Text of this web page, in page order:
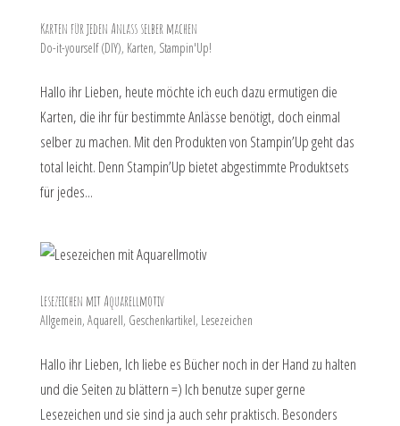
Karten für jeden Anlass selber machen
Do-it-yourself (DIY), Karten, Stampin'Up!
Hallo ihr Lieben, heute möchte ich euch dazu ermutigen die
Karten, die ihr für bestimmte Anlässe benötigt, doch einmal
selber zu machen. Mit den Produkten von Stampin’Up geht das
total leicht. Denn Stampin’Up bietet abgestimmte Produktsets
für jedes...
Lesezeichen mit Aquarellmotiv
Allgemein, Aquarell, Geschenkartikel, Lesezeichen
Hallo ihr Lieben, Ich liebe es Bücher noch in der Hand zu halten
und die Seiten zu blättern =) Ich benutze super gerne
Lesezeichen und sie sind ja auch sehr praktisch. Besonders